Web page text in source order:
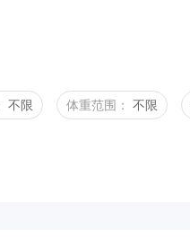
不限 体重范围： 不限